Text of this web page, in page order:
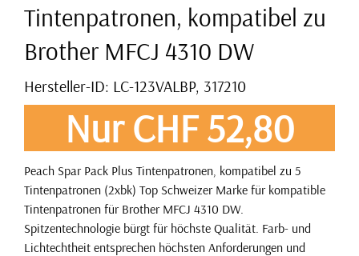
Tintenpatronen, kompatibel zu
Brother MFCJ 4310 DW
Hersteller-ID: LC-123VALBP, 317210
Nur CHF 52,80
Peach Spar Pack Plus Tintenpatronen, kompatibel zu 5
Tintenpatronen (2xbk) Top Schweizer Marke für kompatible
Tintenpatronen für Brother MFCJ 4310 DW.
Spitzentechnologie bürgt für höchste Qualität. Farb- und
Lichtechtheit entsprechen höchsten Anforderungen und